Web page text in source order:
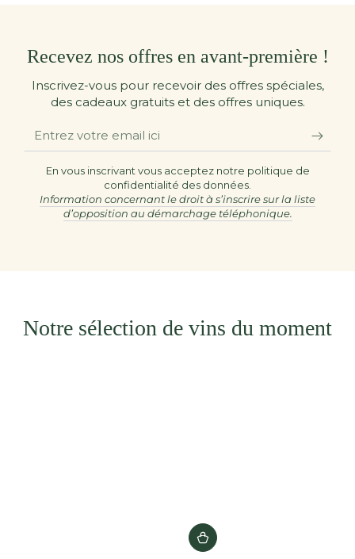
Recevez nos offres en avant-première !
Inscrivez-vous pour recevoir des offres spéciales,
des cadeaux gratuits et des offres uniques.
Entrez
votre
emailEn vous inscrivant vous acceptez notre politique de
confidentialité des données.
Information concernant le droit à s’inscrire sur la liste
d’opposition au démarchage téléphonique.
Notre sélection de vins du moment